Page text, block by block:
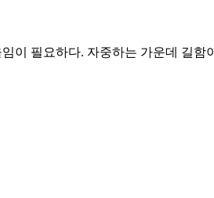
이 필요하다. 자중하는 가운데 길함